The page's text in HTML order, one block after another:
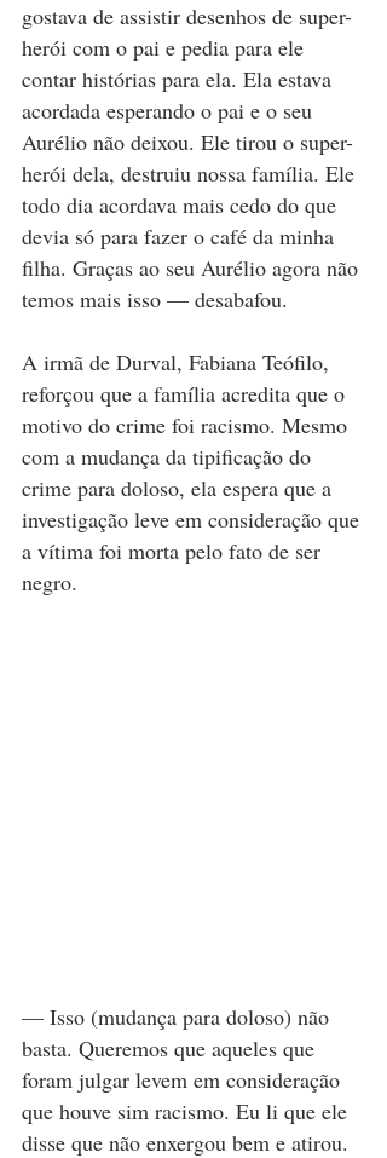
gostava de assistir desenhos de super-
herói com o pai e pedia para ele
contar histórias para ela. Ela estava
acordada esperando o pai e o seu
Aurélio não deixou. Ele tirou o super-
herói dela, destruiu nossa família. Ele
todo dia acordava mais cedo do que
devia só para fazer o café da minha
filha. Graças ao seu Aurélio agora não
temos mais isso — desabafou.
A irmã de Durval, Fabiana Teófilo,
reforçou que a família acredita que o
motivo do crime foi racismo. Mesmo
com a mudança da tipificação do
crime para doloso, ela espera que a
investigação leve em consideração que
a vítima foi morta pelo fato de ser
negro.
— Isso (mudança para doloso) não
basta. Queremos que aqueles que
foram julgar levem em consideração
que houve sim racismo. Eu li que ele
disse que não enxergou bem e atirou.